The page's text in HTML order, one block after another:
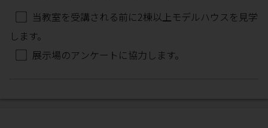
当教室を受講される前に2棟以上モデルハウスを見学
します。
展示場のアンケートに協力します。